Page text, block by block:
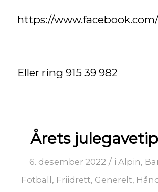
https://
Eller ring 915 39 982
Årets
6. desember 2022 / i Alpin,
Fotball, Friidrett, Generelt,